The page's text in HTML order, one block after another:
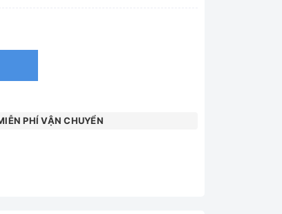
PHÍ VẬN CHUYỂN